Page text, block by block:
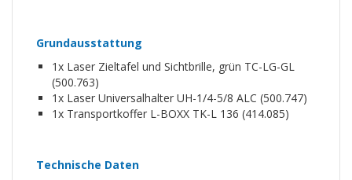
Grundausstattung
1x Laser Zieltafel und Sichtbrille, grün TC-LG-GL
(500.763)
1x Laser Universalhalter UH-1/4-5/8 ALC (500.747)
1x Transportkoffer L-BOXX TK-L 136 (414.085)
Technische Daten